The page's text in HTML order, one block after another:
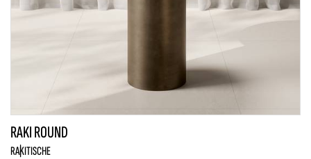
RAKI ROUND
RAKITISCHE